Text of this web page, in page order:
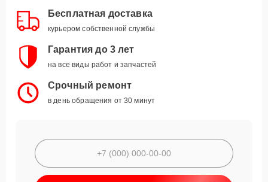
Бесплатная доставка
курьером собственной службы
Гарантия до 3 лет
на все виды работ и запчастей
Срочный ремонт
в день обращения от 30 минут